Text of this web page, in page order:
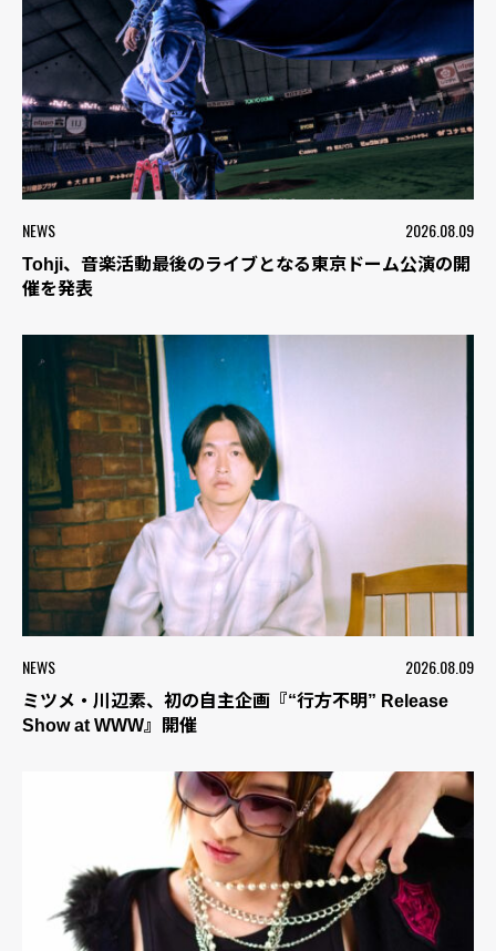
NEWS 2026.08.09
Tohji、音楽活動最後のライブとなる東京ドーム公演の開
催を発表
NEWS 2026.08.09
ミツメ・川辺素、初の自主企画『“行方不明” Release
Show at WWW』開催